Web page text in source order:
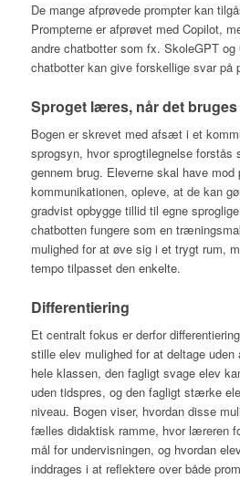
De mange afprøvede prompter kan
Prompterne er afprøvet med Copilot,
andre chatbotter som fx. SkoleGPT og
chatbotter kan give forskellige svar på
Sproget læres, når det bruges
Bogen er skrevet med afsæt i et
sprogsyn, hvor sprogtilegnelse forstås
gennem brug. Eleverne skal have
kommunikationen, opleve, at de kan
gradvist opbygge tillid til egne
chatbotten fungere som en
mulighed for at øve sig i et trygt rum,
tempo tilpasset den enkelte.
Differentiering
Et centralt fokus er derfor
stille elev mulighed for at deltage
hele klassen, den fagligt svage elev
uden tidspres, og den fagligt stærke
niveau. Bogen viser, hvordan disse
fælles didaktisk ramme, hvor læreren
mål for undervisningen, og hvordan
inddrages i at reflektere over både